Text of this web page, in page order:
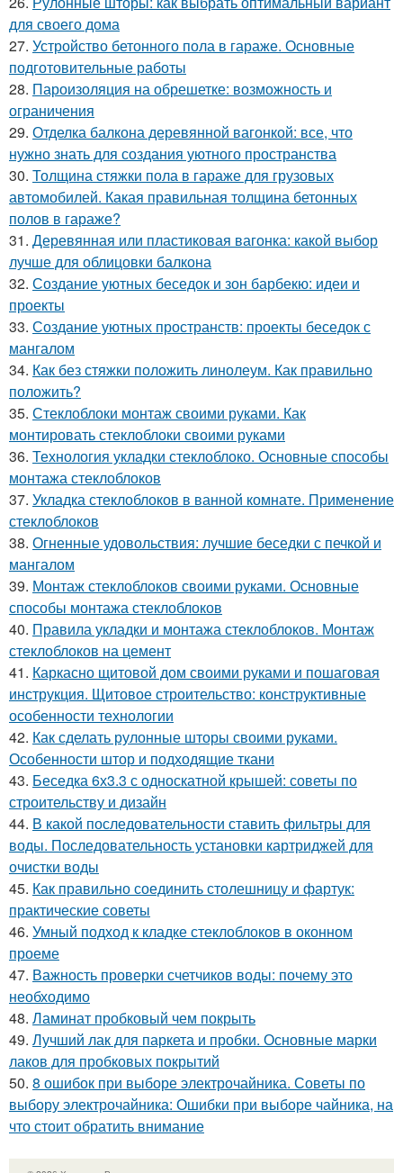
для своего дома
27. Устройство бетонного пола в гараже. Основные
подготовительные работы
28. Пароизоляция на обрешетке: возможность и
ограничения
29. Отделка балкона деревянной вагонкой: все, что
нужно знать для создания уютного пространства
30. Толщина стяжки пола в гараже для грузовых
автомобилей. Какая правильная толщина бетонных
полов в гараже?
31. Деревянная или пластиковая вагонка: какой выбор
лучше для облицовки балкона
32. Создание уютных беседок и зон барбекю: идеи и
проекты
33. Создание уютных пространств: проекты беседок с
мангалом
34. Как без стяжки положить линолеум. Как правильно
положить?
35. Стеклоблоки монтаж своими руками. Как
монтировать стеклоблоки своими руками
36. Технология укладки стеклоблоко. Основные способы
монтажа стеклоблоков
37. Укладка стеклоблоков в ванной комнате. Применение
стеклоблоков
38. Огненные удовольствия: лучшие беседки с печкой и
мангалом
39. Монтаж стеклоблоков своими руками. Основные
способы монтажа стеклоблоков
40. Правила укладки и монтажа стеклоблоков. Монтаж
стеклоблоков на цемент
41. Каркасно щитовой дом своими руками и пошаговая
инструкция. Щитовое строительство: конструктивные
особенности технологии
42. Как сделать рулонные шторы своими руками.
Особенности штор и подходящие ткани
43. Беседка 6х3.3 с односкатной крышей: советы по
строительству и дизайн
44. В какой последовательности ставить фильтры для
воды. Последовательность установки картриджей для
очистки воды
45. Как правильно соединить столешницу и фартук:
практические советы
46. Умный подход к кладке стеклоблоков в оконном
проеме
47. Важность проверки счетчиков воды: почему это
необходимо
48. Ламинат пробковый чем покрыть
49. Лучший лак для паркета и пробки. Основные марки
лаков для пробковых покрытий
50. 8 ошибок при выборе электрочайника. Советы по
выбору электрочайника: Ошибки при выборе чайника, на
что стоит обратить внимание